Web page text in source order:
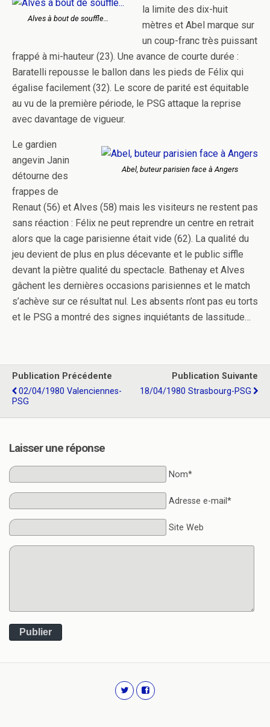
Alves à bout de souffle…
la limite des dix-huit
mètres et Abel marque sur
un coup-franc très puissant
frappé à mi-hauteur (23). Une avance de courte durée :
Baratelli repousse le ballon dans les pieds de Félix qui
égalise facilement (32). Le score de parité est équitable
au vu de la première période, le PSG attaque la reprise
avec davantage de vigueur.
Abel, buteur parisien face à Angers
Le gardien
angevin Janin
détourne des
frappes de
Renaut (56) et Alves (58) mais les visiteurs ne restent pas
sans réaction : Félix ne peut reprendre un centre en retrait
alors que la cage parisienne était vide (62). La qualité du
jeu devient de plus en plus décevante et le public siffle
devant la piètre qualité du spectacle. Bathenay et Alves
gâchent les dernières occasions parisiennes et le match
s’achève sur ce résultat nul. Les absents n’ont pas eu torts
et le PSG a montré des signes inquiétants de lassitude…
Publication Précédente
02/04/1980 Valenciennes-
PSG
Publication Suivante
18/04/1980 Strasbourg-PSG
Laisser une réponse
Nom*
Adresse e-mail*
Site Web
Publier